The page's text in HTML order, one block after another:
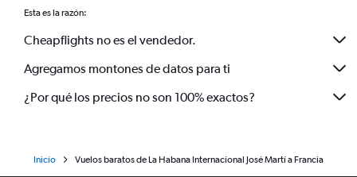
Esta es la razón:
Cheapflights no es el vendedor.
Agregamos montones de datos para ti
¿Por qué los precios no son 100% exactos?
Inicio Vuelos baratos de La Habana Internacional José Martí a Francia